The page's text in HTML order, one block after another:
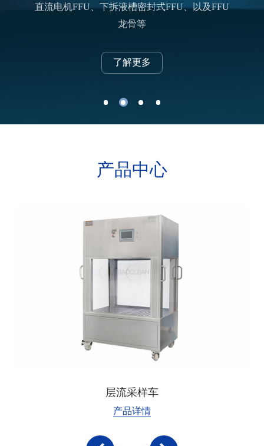
直流电机FFU、下拆液槽密封式FFU、以及FFU
龙骨等
了解更多
产品中心
层流采样车
产品详情